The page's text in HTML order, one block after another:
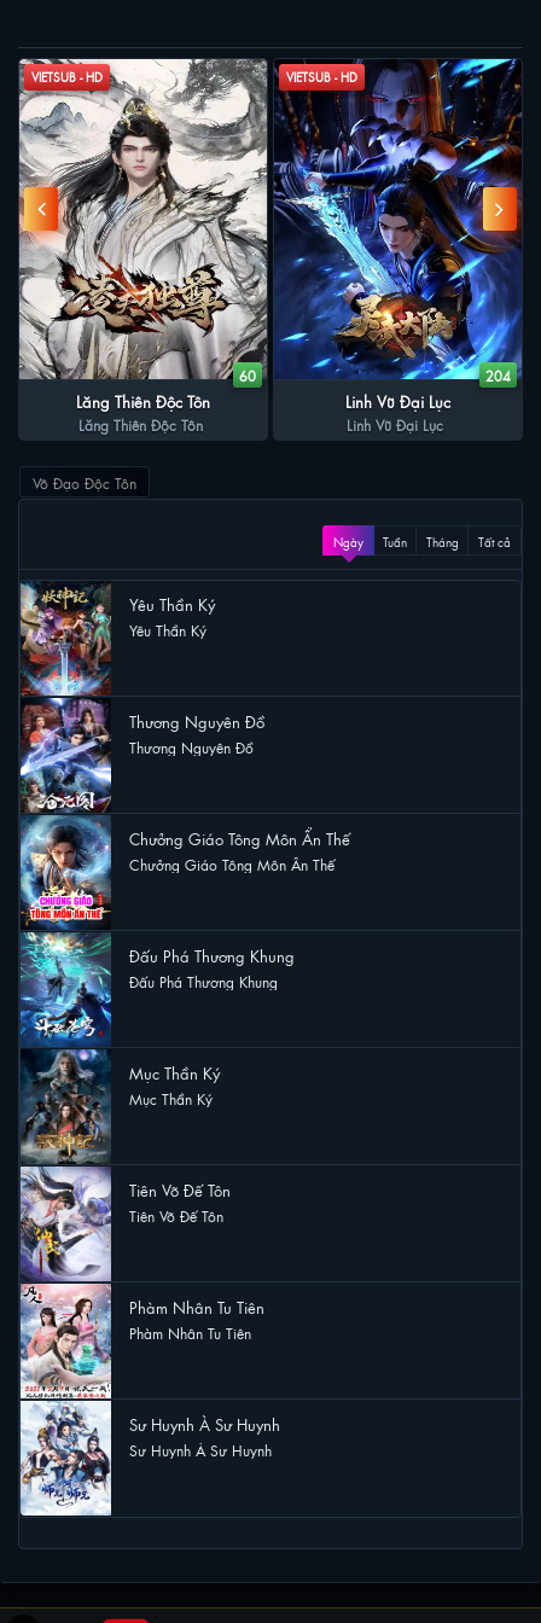
VIETSUB - HD
60
Lăng Thiên Độc Tôn
Lăng Thiên Độc Tôn
VIETSUB - HD
204
Linh Vũ Đại Lục
Linh Vũ Đại Lục
Võ Đạo Độc Tôn
Ngày Tuần Tháng Tất cả
Yêu Thần Ký
Yêu Thần Ký
Thương Nguyên Đồ
Thương Nguyên Đồ
Chưởng Giáo Tông Môn Ẩn Thế
Chưởng Giáo Tông Môn Ẩn Thế
Đấu Phá Thương Khung
Đấu Phá Thương Khung
Mục Thần Ký
Mục Thần Ký
Tiên Võ Đế Tôn
Tiên Võ Đế Tôn
Phàm Nhân Tu Tiên
Phàm Nhân Tu Tiên
Sư Huynh À Sư Huynh
Sư Huynh À Sư Huynh